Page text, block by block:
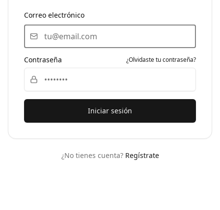
Correo electrónico
Contraseña ¿Olvidaste tu contraseña?
Iniciar sesión
¿No tienes cuenta? Regístrate